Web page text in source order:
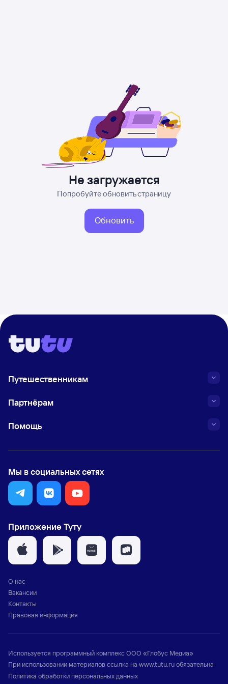
Не загружается
Попробуйте обновить страницу
Обновить
Путешественникам
Партнёрам
Помощь
Мы в социальных сетях
Приложение Туту
О нас
Вакансии
Контакты
Правовая информация
Используется программный комплексООО «Глобус Медиа»
При использовании материалов ссылка на www.tutu.ruобязательна
Политика обработки персональных данных